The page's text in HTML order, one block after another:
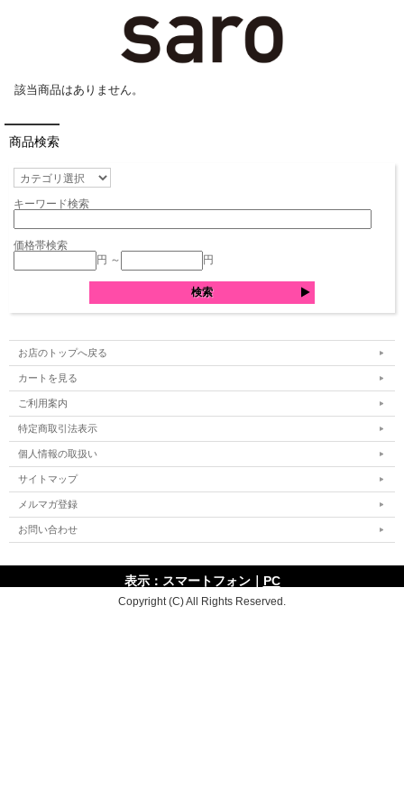
該当商品はありません。
商品検索
キーワード検索
価格帯検索
円 ～
円
お店のトップへ戻る
カートを見る
ご利用案内
特定商取引法表示
個人情報の取扱い
サイトマップ
メルマガ登録
お問い合わせ
表示：スマートフォン｜ PC
Copyright (C) All Rights Reserved.